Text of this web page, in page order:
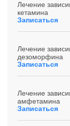
Лечение
кетамина
Записаться
Лечение
дезоморфина
Записаться
Лечение
амфетамина
Записаться